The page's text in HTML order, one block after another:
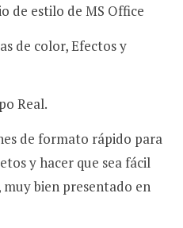
de estilo de MS Office
de color, Efectos y
Real.
de formato rápido para
y hacer que sea fácil
bien presentado en